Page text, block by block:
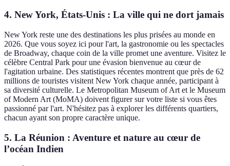
4. New York, États-Unis : La ville qui ne dort jamais
New York reste une des destinations les plus prisées au monde en
2026. Que vous soyez ici pour l'art, la gastronomie ou les spectacles
de Broadway, chaque coin de la ville promet une aventure. Visitez le
célèbre Central Park pour une évasion bienvenue au cœur de
l'agitation urbaine. Des statistiques récentes montrent que près de 62
millions de touristes visitent New York chaque année, participant à
sa diversité culturelle. Le Metropolitan Museum of Art et le Museum
of Modern Art (MoMA) doivent figurer sur votre liste si vous êtes
passionné par l'art. N'hésitez pas à explorer les différents quartiers,
chacun ayant son propre caractère unique.
5. La Réunion : Aventure et nature au cœur de
l’océan Indien